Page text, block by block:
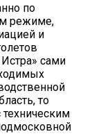
по
режиме,
и
сами
то